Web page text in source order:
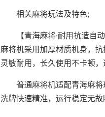
相关麻将玩法及特色;
【青海麻将·耐用抗造
麻将机采用加厚材质机身，
灵敏耐用，长久使用不卡顿
普通麻将机适配青海麻
洗牌快速精准，运行稳定无